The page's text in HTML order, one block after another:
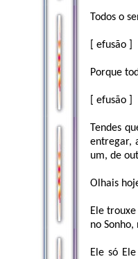
Todos o
[ efusão ]
Porque
[ efusão ]
Tendes
entregar,
um, de
Olhais
Ele
no
Ele só